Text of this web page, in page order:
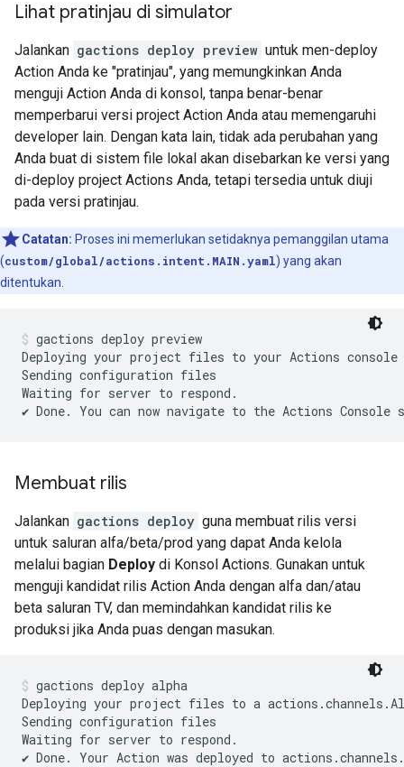
Lihat pratinjau di simulator
Jalankan gactions deploy preview untuk men-deploy
Action Anda ke "pratinjau", yang memungkinkan Anda
menguji Action Anda di konsol, tanpa benar-benar
memperbarui versi project Action Anda atau memengaruhi
developer lain. Dengan kata lain, tidak ada perubahan yang
Anda buat di sistem file lokal akan disebarkan ke versi yang
di-deploy project Actions Anda, tetapi tersedia untuk diuji
pada versi pratinjau.
Catatan: Proses ini memerlukan setidaknya pemanggilan utama
(custom/global/actions.intent.MAIN.yaml) yang akan
ditentukan.
gactions deploy preview
Deploying your project files to your Actions
Sending configuration files
Waiting for server to respond.
Membuat rilis
Jalankan gactions deploy guna membuat rilis versi
untuk saluran alfa/beta/prod yang dapat Anda kelola
melalui bagian Deploy di Konsol Actions. Gunakan untuk
menguji kandidat rilis Action Anda dengan alfa dan/atau
beta saluran TV, dan memindahkan kandidat rilis ke
produksi jika Anda puas dengan masukan.
gactions deploy alpha
Deploying your project files to a
Sending configuration files
Waiting for server to respond.